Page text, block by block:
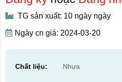
TG sản xuất: 10 ngày ngày
Ngày cn giá: 2024-03-20
Chất liệu: Nhựa